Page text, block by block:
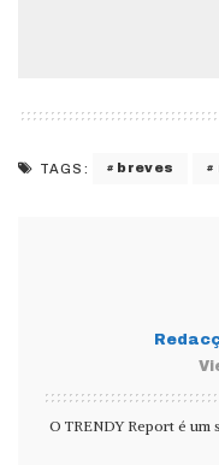
TAGS: breves
O TRENDY Report é um